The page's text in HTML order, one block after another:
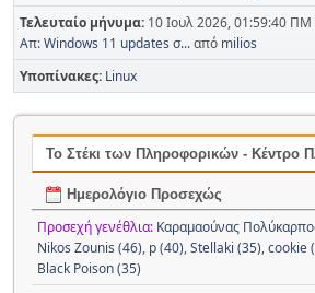
Τελευταίο μήνυμα: 10 Ιουλ 2026, 01:59:40 ΠΜ
Απ: Windows 11 updates σ...από milios
Υποπίνακες Linux
Το Στέκι των Πληροφορικών - Κέντρο
Ημερολόγιο Προσεχώς
Προσεχή γενέθλια: Καραμαούνας
Nikos Zounis (46), p (40),Stellaki (35),cookie
Black Poison (35)